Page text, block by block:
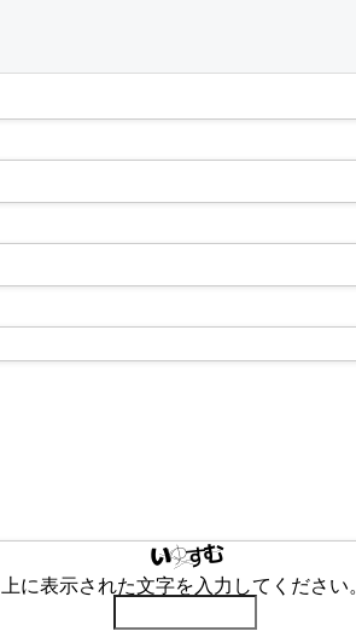
上に表示された文字を入力してください。